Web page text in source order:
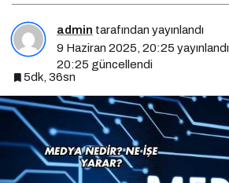
admin tarafından yayınlandı
9 Haziran 2025, 20:25 yayınlandı
20:25 güncellendi
5dk, 36sn